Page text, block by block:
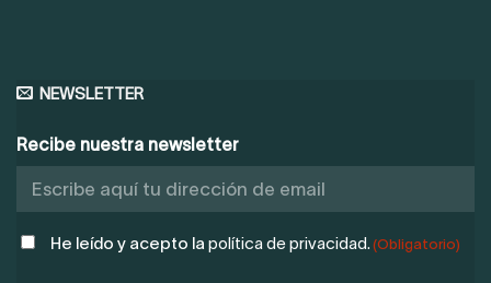
NEWSLETTER
Recibe nuestra newsletter
POLÍTICA
He leído y acepto la política de privacidad. (Obligatorio)